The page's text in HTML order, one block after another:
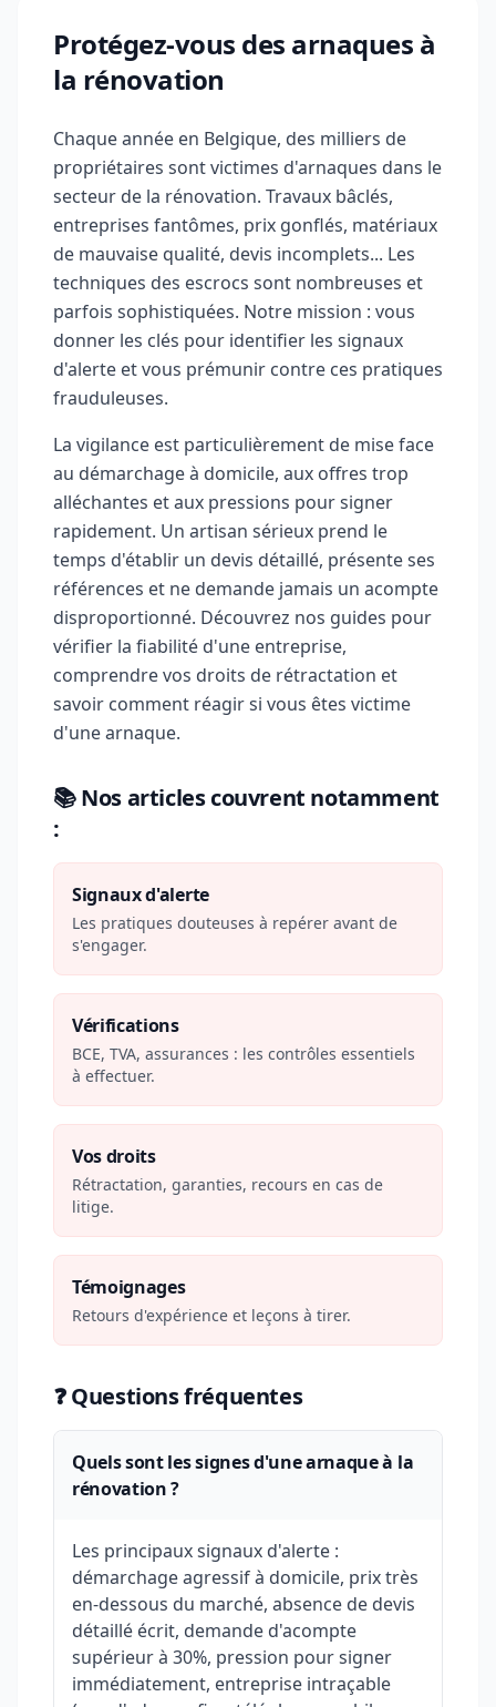
Protégez-vous des arnaques à
la rénovation
Chaque année en Belgique, des milliers de
propriétaires sont victimes d'arnaques dans le
secteur de la rénovation. Travaux bâclés,
entreprises fantômes, prix gonflés, matériaux
de mauvaise qualité, devis incomplets... Les
techniques des escrocs sont nombreuses et
parfois sophistiquées. Notre mission : vous
donner les clés pour identifier les signaux
d'alerte et vous prémunir contre ces pratiques
frauduleuses.
La vigilance est particulièrement de mise face
au démarchage à domicile, aux offres trop
alléchantes et aux pressions pour signer
rapidement. Un artisan sérieux prend le
temps d'établir un devis détaillé, présente ses
références et ne demande jamais un acompte
disproportionné. Découvrez nos guides pour
vérifier la fiabilité d'une entreprise,
comprendre vos droits de rétractation et
savoir comment réagir si vous êtes victime
d'une arnaque.
📚 Nos articles couvrent notamment
:
Signaux d'alerte
Les pratiques douteuses à repérer avant de
s'engager.
Vérifications
BCE, TVA, assurances : les contrôles essentiels
à effectuer.
Vos droits
Rétractation, garanties, recours en cas de
litige.
Témoignages
Retours d'expérience et leçons à tirer.
❓ Questions fréquentes
Quels sont les signes d'une arnaque à la
rénovation ?
Les principaux signaux d'alerte :
démarchage agressif à domicile, prix très
en-dessous du marché, absence de devis
détaillé écrit, demande d'acompte
supérieur à 30%, pression pour signer
immédiatement, entreprise intraçable